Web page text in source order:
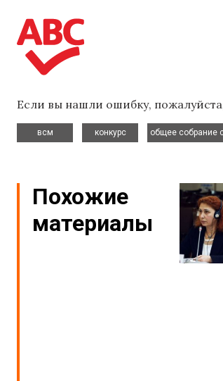
Если вы нашли ошибку,
всм
конкурс
общее собрание
Похожие
материалы